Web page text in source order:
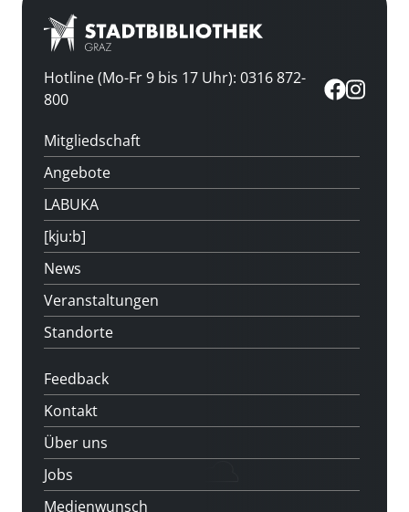
Hotline (Mo-Fr 9 bis 17 Uhr): 0316 872-
800
Mitgliedschaft
Angebote
LABUKA
[kju:b]
News
Veranstaltungen
Standorte
Feedback
Kontakt
Über uns
Jobs
Medienwunsch